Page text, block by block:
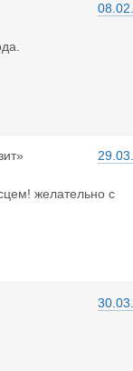
желательно с